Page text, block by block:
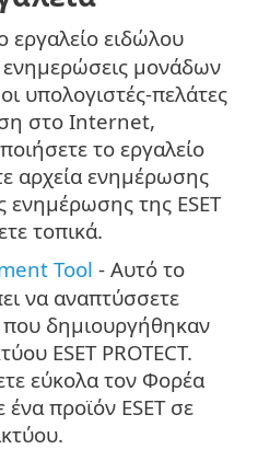
εργαλείο ειδώλου
ενημερώσεις μονάδων
υπολογιστές-πελάτες
στο Internet,
το εργαλείο
αρχεία ενημέρωσης
ενημέρωσης της ESET
τοπικά.
Tool - Αυτό το
να αναπτύσσετε
δημιουργήθηκαν
ESET PROTECT.
εύκολα τον Φορέα
προϊόν ESET σε